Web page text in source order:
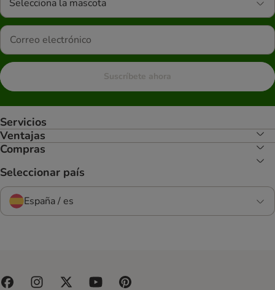
Selecciona la mascota
Suscríbete ahora
Servicios
Ventajas
Compras
Seleccionar país
España / es